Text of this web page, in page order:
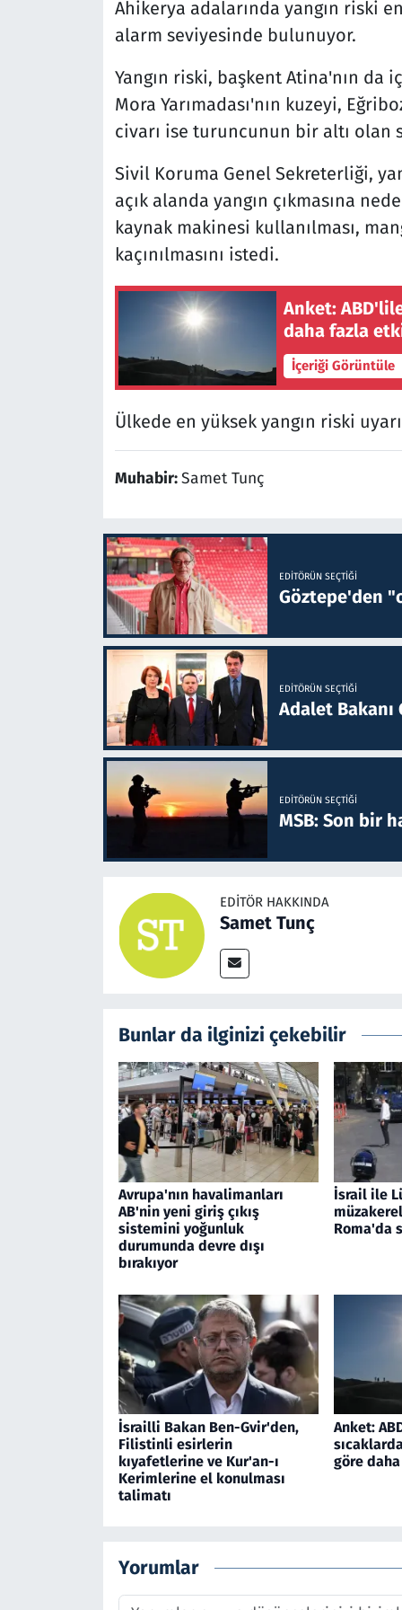
Ahikerya adalarında yangın riski
alarm seviyesinde bulunuyor.
Yangın riski, başkent Atina'nın da
Mora Yarımadası'nın kuzeyi,
civarı ise turuncunun bir altı
Sivil Koruma Genel Sekreterliği,
açık alanda yangın çıkmasına
kaynak makinesi kullanılması,
kaçınılmasını istedi.
Anket:
daha fazla
İçeriği Görüntüle
Ülkede en yüksek yangın riski
Muhabir:Samet Tunç
EDITÖRÜN SEÇTIĞI
Göztepe'den
EDITÖRÜN SEÇTIĞI
Adalet
EDITÖRÜN SEÇTIĞI
MSB: Son bir
EDITÖR HAKKINDA
Samet Tunç
Bunlar da ilginizi çekebilir
Avrupa'nın havalimanları
AB'nin yeni giriş çıkış
sistemini yoğunluk
durumunda devre dışı
bırakıyor
İsrail ile
Roma'da
İsrailli Bakan Ben-Gvir'den,
Filistinli esirlerin
kıyafetlerine ve Kur'an-ı
Kerimlerine el konulması
talimatı
Anket:
göre
Yorumlar